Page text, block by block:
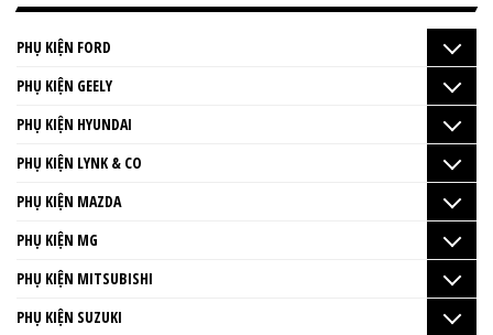
PHỤ KIỆN FORD
PHỤ KIỆN GEELY
PHỤ KIỆN HYUNDAI
PHỤ KIỆN LYNK & CO
PHỤ KIỆN MAZDA
PHỤ KIỆN MG
PHỤ KIỆN MITSUBISHI
PHỤ KIỆN SUZUKI